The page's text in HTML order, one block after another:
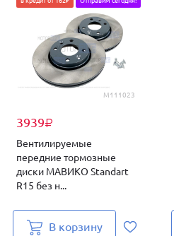
M111023
3939₽
Вентилируемые
передние тормозные
диски МАВИКО Standart
R15 без н...
В корзину